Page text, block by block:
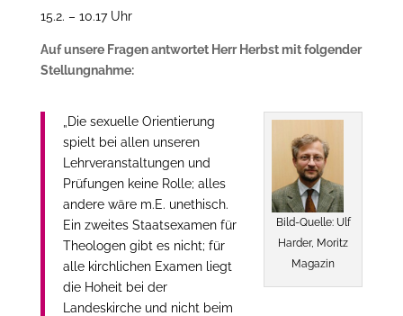
15.2. – 10.17 Uhr
Auf unsere Fragen antwortet Herr Herbst mit folgender
Stellungnahme:
Bild-Quelle: Ulf
Harder, Moritz
Magazin
„Die sexuelle Orientierung
spielt bei allen unseren
Lehrveranstaltungen und
Prüfungen keine Rolle; alles
andere wäre m.E. unethisch.
Ein zweites Staatsexamen für
Theologen gibt es nicht; für
alle kirchlichen Examen liegt
die Hoheit bei der
Landeskirche und nicht beim